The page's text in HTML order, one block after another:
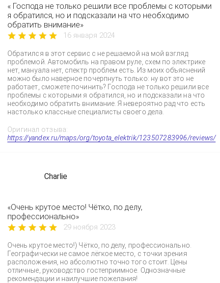
« Господа не только решили все проблемы с которыми
я обратился, но и подсказали на что необходимо
обратить внимание»
16 января 2024
Обратился в этот сервис с не решаемой на мой взгляд
проблемой. Автомобиль на правом руле, схем по электрике
нет, мануала нет, спектр проблем есть. Из моих объяснений
можно было наверное почерпнуть только: ну вот это не
работает, сможете починить? Господа не только решили все
проблемы с которыми я обратился, но и подсказали на что
необходимо обратить внимание. Я невероятно рад что есть
настолько классные специалисты своего дела.
Оригинал отзыва:
https://yandex.ru/maps/org/toyota_elektrik/123507283996/reviews/
Charlie
«Очень крутое место! Чётко, по делу,
профессионально»
29 ноября 2023
Очень крутое место!) Чётко, по делу, профессионально.
Географически не самое лёгкое место, с точки зрения
расположения, но абсолютно точно того стоит. Цены
отличные, руководство гостеприимное. Однозначные
рекомендации и наилучшие пожелания!